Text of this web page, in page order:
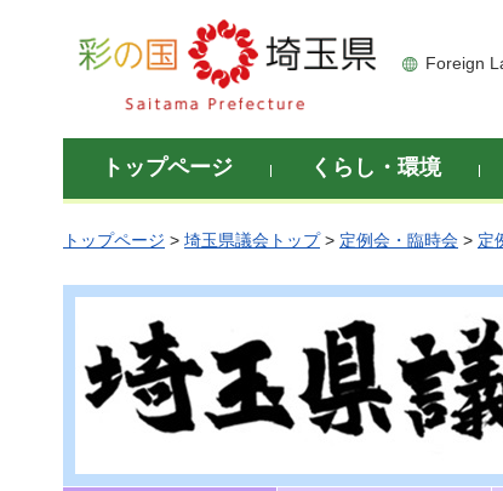
彩の国 埼玉県
Foreign
トップページ くらし・環境
トップページ > 埼玉県議会トップ> 定例会・臨時会 > 定